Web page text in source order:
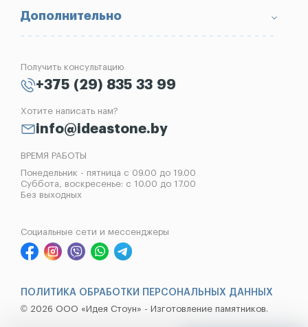
Вопрос-Ответ
Блог
Контакты
Надгробные плиты
Вазы
Благоустройство могил
Изготовление памятников
Рассрочка на памятник
Реставрация памятников
Демонтаж памятников
Дополнительно
Получить консультацию
+375 (29) 835 33 99
Хотите написать нам?
info@ideastone.by
ВРЕМЯ РАБОТЫ
Понедельник - пятница с 09.00 до 19.00
Суббота, воскресенье: с 10.00 до 17.00
Без выходных
Социальные сети и мессенджеры
© 2026 ООО «Идея Стоун» - Изготовление памятников.
ПОЛИТИКА ОБРАБОТКИ ПЕРСОНАЛЬНЫХ ДАННЫХ